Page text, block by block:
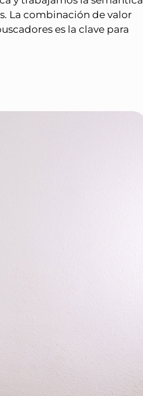
La combinación de valor
es la clave para